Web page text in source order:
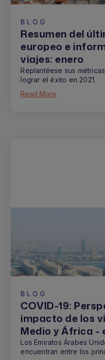
BLOG
Resumen del
europeo e
viajes: enero
Replantéese sus
lograr el éxito en 2021.
Read More
BLOG
COVID-19:
impacto de los
Medio y África -
Los Emiratos Árabes
encuentran entre los